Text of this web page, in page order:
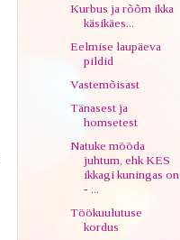
Kurbus ja rõõm ikka
käsikäes...
Eelmise laupäeva
pildid
Vastemõisast
Tänasest ja
homsetest
Natuke mööda
juhtum, ehk KES
ikkagi kuningas on
- ...
Töökuulutuse
kordus